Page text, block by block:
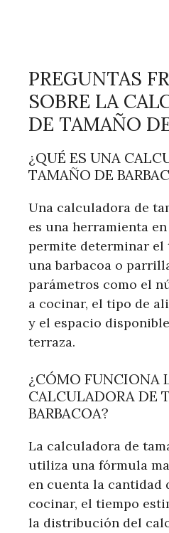
PREGUNTAS
SOBRE LA
DE TAMAÑO
¿QUÉ ES UNA
TAMAÑO DE
Una calculadora de
es una herramienta
permite determinar el
una barbacoa o
parámetros como el
a cocinar, el tipo de
y el espacio
terraza.
¿CÓMO FUNCIONA
CALCULADORA DE
BARBACOA?
La calculadora de
utiliza una fórmula
en cuenta la cantidad
cocinar, el tiempo
la distribución del